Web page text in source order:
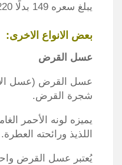
يبلغ سعره 149 بدلًا 220 ريال سعودي.
بعض الانواع الاخرى:
عسل القرض
عسل القرض (عسل
شجرة القرض.
يميزه لونه الأحمر
اللذيذ ورائحته العطرة.
يُعتبر عسل القرض